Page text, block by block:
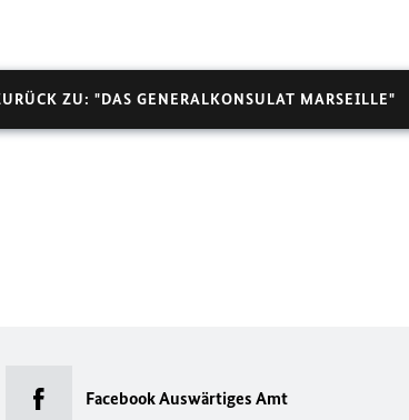
ZU: "DAS GENERALKONSULAT MARSEILLE"
Facebook Auswärtiges Amt